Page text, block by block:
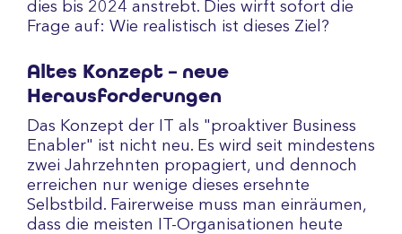
dies bis 2024 anstrebt. Dies wirft sofort die
Frage auf: Wie realistisch ist dieses Ziel?
Altes Konzept – neue
Herausforderungen
Das Konzept der IT als "proaktiver Business
Enabler" ist nicht neu. Es wird seit mindestens
zwei Jahrzehnten propagiert, und dennoch
erreichen nur wenige dieses ersehnte
Selbstbild. Fairerweise muss man einräumen,
dass die meisten IT-Organisationen heute